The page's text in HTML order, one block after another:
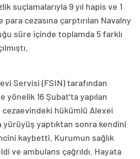
suçlamalarıyla 9 yıl hapis ve 1
cezasına çarptırılan Navalny
süre içinde toplamda 5 farklı
Servisi (FSIN) tarafından
yönelik 16 Şubat’ta yapılan
cezaevindeki hükümlü Alexei
yürüyüş yaptıktan sonra kendini
kaybetti. Kurumun sağlık
ve ambulans çağrıldı. Hayata